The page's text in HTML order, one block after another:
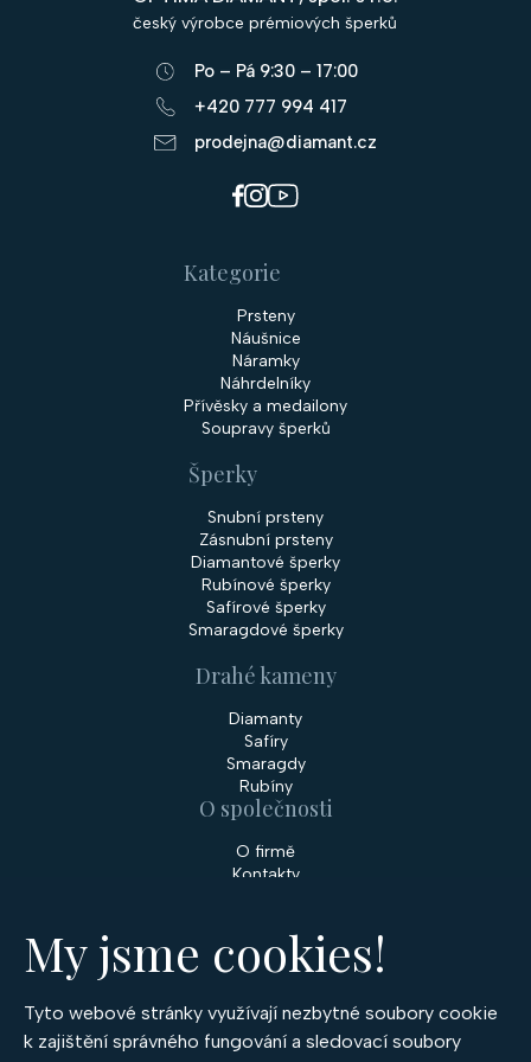
My jsme cookies!
Tyto webové stránky využívají nezbytné soubory cookie
k zajištění správného fungování a sledovací soubory
český výrobce prémiových šperků
Po – Pá 9:30 – 17:00
+420 777 994 417
prodejna@diamant.cz
Kategorie
Prsteny
Náušnice
Náramky
Náhrdelníky
Přívěsky a medailony
Soupravy šperků
Šperky
Snubní prsteny
Zásnubní prsteny
Diamantové šperky
Rubínové šperky
Safírové šperky
Smaragdové šperky
Drahé kameny
Diamanty
Safíry
Smaragdy
Rubíny
O společnosti
O firmě
Kontakty
Služby
Zakázková výroba šperků
Nakupování